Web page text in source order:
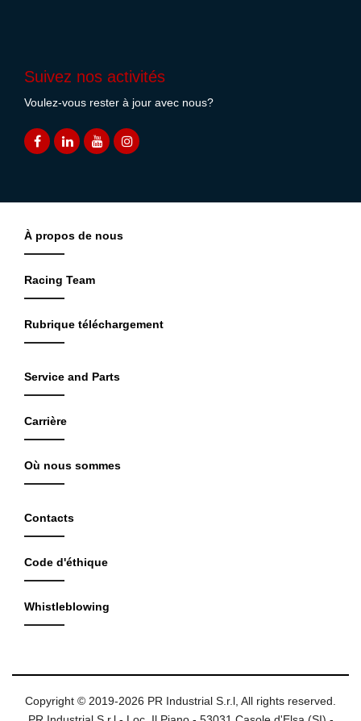
Suivez nos activités
Voulez-vous rester à jour avec nous?
À propos de nous
Racing Team
Rubrique téléchargement
Service and Parts
Carrière
Où nous sommes
Contacts
Code d'éthique
Whistleblowing
Copyright © 2019-2026 PR Industrial S.r.l, All rights reserved.